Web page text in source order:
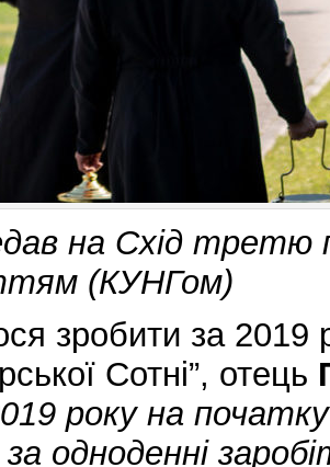
на Схід третю
(КУНГом)
зробити за 2019
Сотні”, отець
року на
одноденні